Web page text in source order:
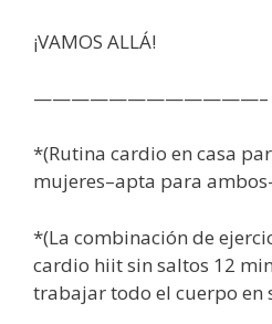
¡VAMOS ALLÁ!
————————————–
*(Rutina cardio en casa
mujeres–apta para
*(La combinación de
cardio hiit sin saltos 12
trabajar todo el cuerpo en